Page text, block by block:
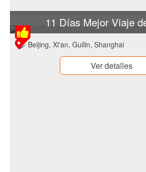
11 Días Mejor Viaje
Beijing, Xi'an, Guilin, Shanghai
Ver detalles